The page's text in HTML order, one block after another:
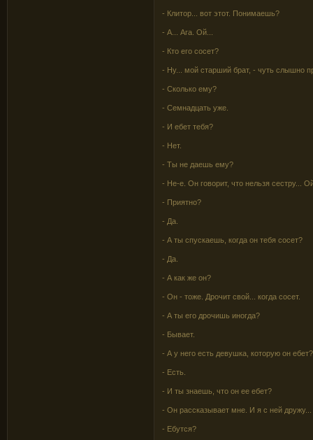
- Клитор... вот этот. Понимаешь?
- А... Ага. Ой...
- Кто его сосет?
- Ну... мой старший брат, - чуть слышно
- Сколько ему?
- Семнадцать уже.
- И ебет тебя?
- Нет.
- Ты не даешь ему?
- Не-е. Он говорит, что нельзя сестру...
- Приятно?
- Да.
- А ты спускаешь, когда он тебя сосет?
- Да.
- А как же он?
- Он - тоже. Дрочит свой... когда сосет.
- А ты его дрочишь иногда?
- Бывает.
- А у него есть девушка, которую он ебет?
- Есть.
- И ты знаешь, что он ее ебет?
- Он рассказывает мне. И я с ней
- Ебутся?